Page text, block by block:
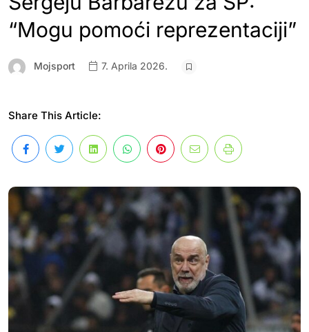
“Mogu pomoći reprezentaciji”
Mojsport 7. Aprila 2026.
Share This Article: